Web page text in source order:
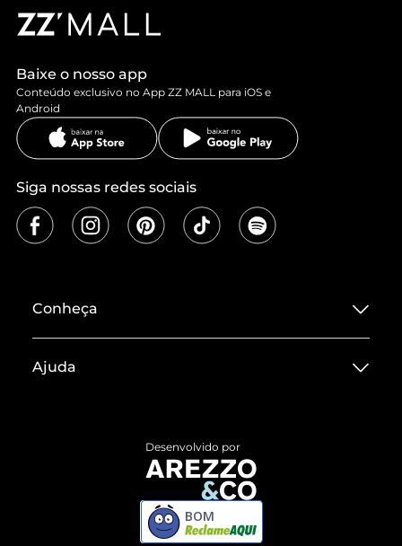
Baixe o nosso app
Conteúdo exclusivo no App ZZ MALL para iOS e
Android
Siga nossas redes sociais
Conheça
Termos de Uso
ZZ MALL é confiável
Ajuda
Devolução do Produto
Compre pelo WhatsApp
Desenvolvido por
BOM